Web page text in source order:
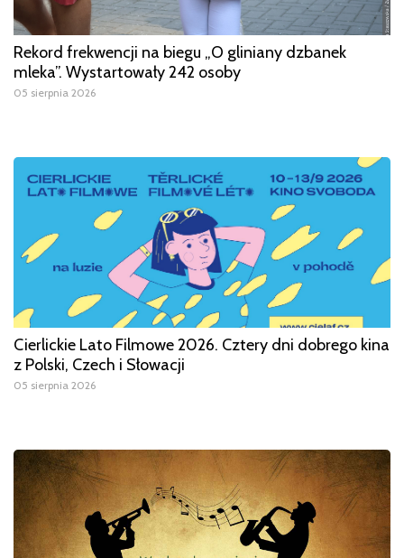
Rekord frekwencji na biegu „O gliniany dzbanek
mleka”. Wystartowały 242 osoby
05 sierpnia 2026
Cierlickie Lato Filmowe 2026. Cztery dni dobrego kina
z Polski, Czech i Słowacji
05 sierpnia 2026